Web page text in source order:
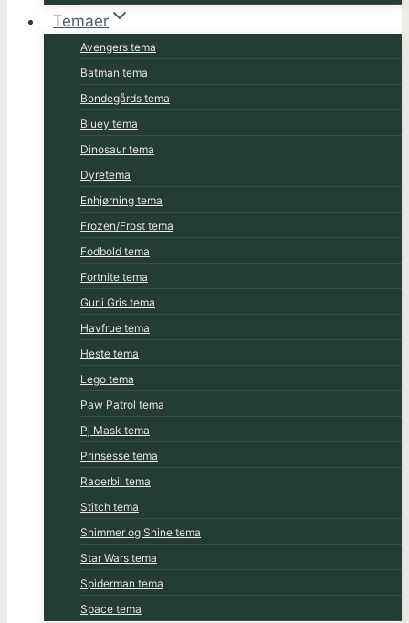
Temaer
Avengers tema
Batman tema
Bondegårds tema
Bluey tema
Dinosaur tema
Dyretema
Enhjørning tema
Frozen/Frost tema
Fodbold tema
Fortnite tema
Gurli Gris tema
Havfrue tema
Heste tema
Lego tema
Paw Patrol tema
Pj Mask tema
Prinsesse tema
Racerbil tema
Stitch tema
Shimmer og Shine tema
Star Wars tema
Spiderman tema
Space tema